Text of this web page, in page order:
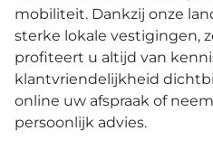
mobiliteit. Dankzij onze
sterke lokale vestigingen,
profiteert u altijd van
klantvriendelijkheid
online uw afspraak of
persoonlijk advies.